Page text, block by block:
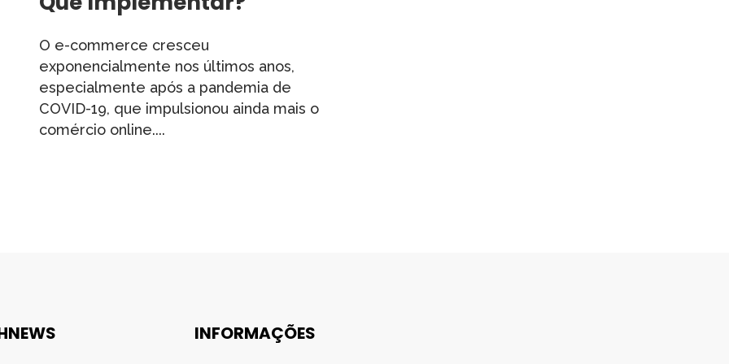
O e-commerce cresceu
exponencialmente nos últimos anos,
especialmente após a pandemia de
COVID-19, que impulsionou ainda mais o
comércio online....
INFORMAÇÕES